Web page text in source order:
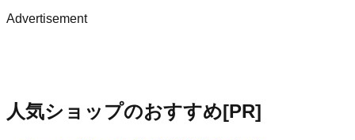
Advertisement
人気ショップのおすすめ[PR]